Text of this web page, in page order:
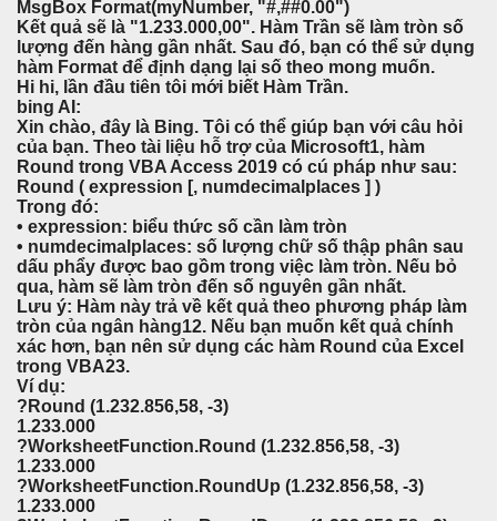
MsgBox Format(myNumber, "#,##0.00")
Kết quả sẽ là "1.233.000,00". Hàm Trần sẽ làm tròn số
lượng đến hàng gần nhất. Sau đó, bạn có thể sử dụng
hàm Format để định dạng lại số theo mong muốn.
Hi hi, lần đầu tiên tôi mới biết Hàm Trần.
bing AI:
Xin chào, đây là Bing. Tôi có thể giúp bạn với câu hỏi
của bạn. Theo tài liệu hỗ trợ của Microsoft1, hàm
Round trong VBA Access 2019 có cú pháp như sau:
Round ( expression [, numdecimalplaces ] )
Trong đó:
• expression: biểu thức số cần làm tròn
• numdecimalplaces: số lượng chữ số thập phân sau
dấu phẩy được bao gồm trong việc làm tròn. Nếu bỏ
qua, hàm sẽ làm tròn đến số nguyên gần nhất.
Lưu ý: Hàm này trả về kết quả theo phương pháp làm
tròn của ngân hàng12. Nếu bạn muốn kết quả chính
xác hơn, bạn nên sử dụng các hàm Round của Excel
trong VBA23.
Ví dụ:
?Round (1.232.856,58, -3)
1.233.000
?WorksheetFunction.Round (1.232.856,58, -3)
1.233.000
?WorksheetFunction.RoundUp (1.232.856,58, -3)
1.233.000